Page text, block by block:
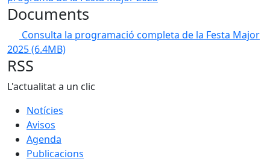
Documents
Consulta la programació completa de la Festa Major
2025(6.4MB)
RSS
L'actualitat a un clic
Notícies
Avisos
Agenda
Publicacions